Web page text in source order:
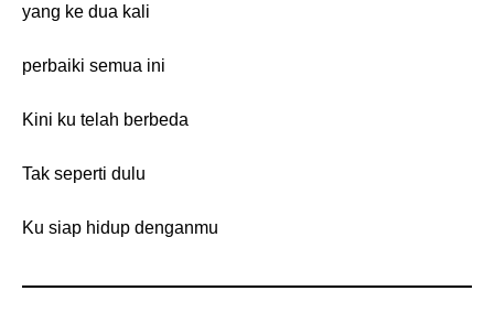
yang ke dua kali
perbaiki semua ini
Kini ku telah berbeda
Tak seperti dulu
Ku siap hidup denganmu